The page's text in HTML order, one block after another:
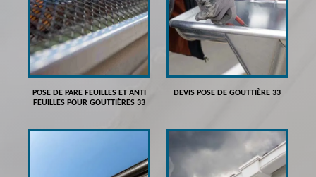
POSE DE PARE FEUILLES ET ANTI
FEUILLES POUR GOUTTIÈRES 33
DEVIS POSE DE GOUTTIÈRE 33